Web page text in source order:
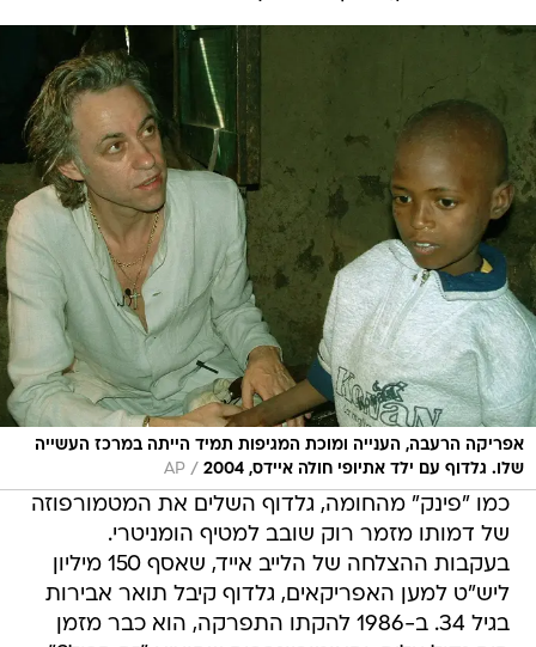
אפריקה הרעבה, הענייה ומוכת המגיפות תמיד הייתה במרכז העשייה
שלו. גלדוף עם ילד אתיופי חולה איידס, 2004
/
AP
כמו "פינק" מהחומה, גלדוף השלים את המטמורפוזה
של דמותו מזמר רוק שובב למטיף הומניטרי.
בעקבות ההצלחה של הלייב אייד, שאסף 150 מיליון
ליש"ט למען האפריקאים, גלדוף קיבל תואר אבירות
בגיל 34. ב-1986 להקתו התפרקה, הוא כבר מזמן